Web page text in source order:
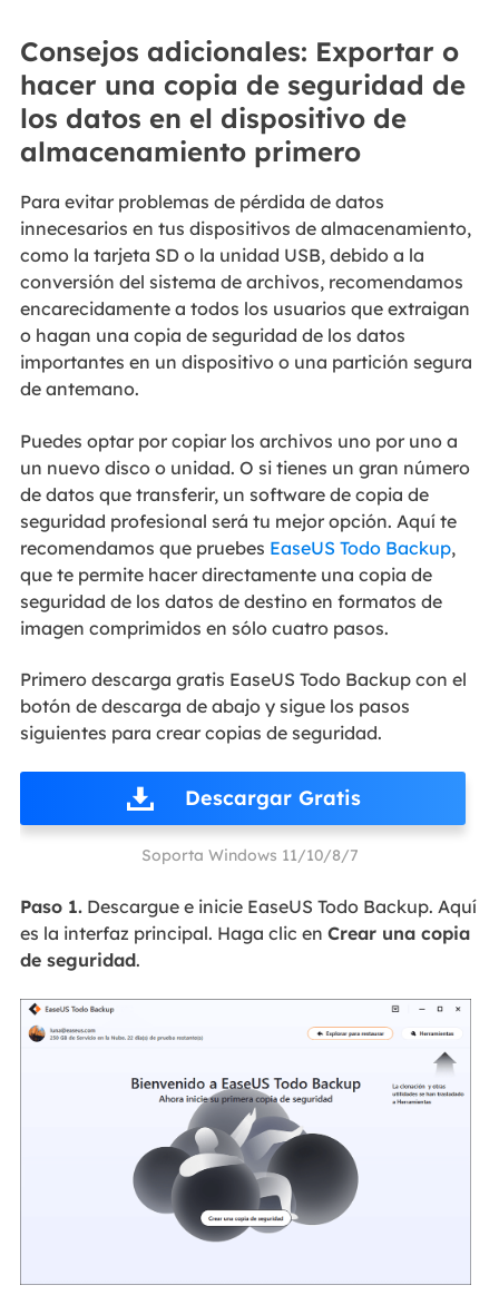
Consejos adicionales: Exportar o
hacer una copia de seguridad de
los datos en el dispositivo de
almacenamiento primero
Para evitar problemas de pérdida de datos
innecesarios en tus dispositivos de almacenamiento,
como la tarjeta SD o la unidad USB, debido a la
conversión del sistema de archivos, recomendamos
encarecidamente a todos los usuarios que extraigan
o hagan una copia de seguridad de los datos
importantes en un dispositivo o una partición segura
de antemano.
Puedes optar por copiar los archivos uno por uno a
un nuevo disco o unidad. O si tienes un gran número
de datos que transferir, un software de copia de
seguridad profesional será tu mejor opción. Aquí te
recomendamos que pruebes EaseUS Todo Backup,
que te permite hacer directamente una copia de
seguridad de los datos de destino en formatos de
imagen comprimidos en sólo cuatro pasos.
Primero descarga gratis EaseUS Todo Backup con el
botón de descarga de abajo y sigue los pasos
siguientes para crear copias de seguridad.
Descargar Gratis
Soporta Windows 11/10/8/7
Paso 1.Descargue e inicie EaseUS Todo Backup. Aquí
es la interfaz principal. Haga clic en Crear una copia
de seguridad.